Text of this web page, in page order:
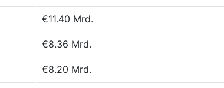
€11.40 Mrd.
€8.36 Mrd.
€8.20 Mrd.